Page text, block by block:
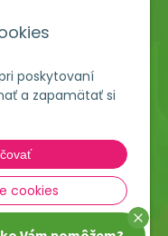
poskytovaní
a zapamätať si
cookies
na odkaz z